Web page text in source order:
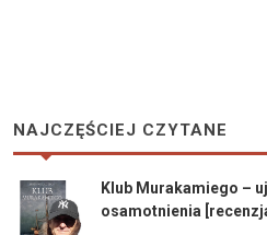
NAJCZĘŚCIEJ CZYTANE
Klub Murakamiego –
osamotnienia